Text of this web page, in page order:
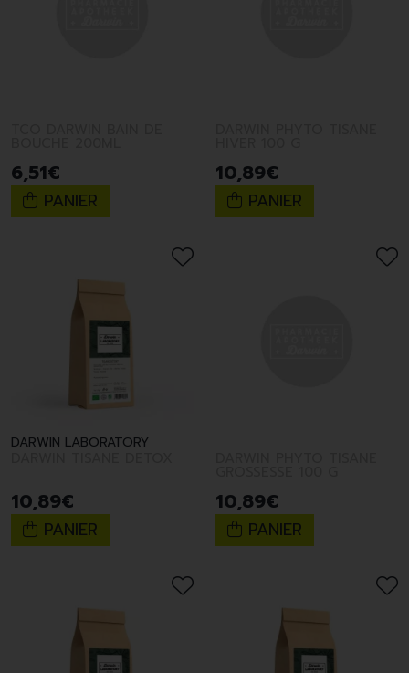
6,51€
PANIER
10,89€
PANIER
DARWIN LABORATORY
10,89€
PANIER
10,89€
PANIER